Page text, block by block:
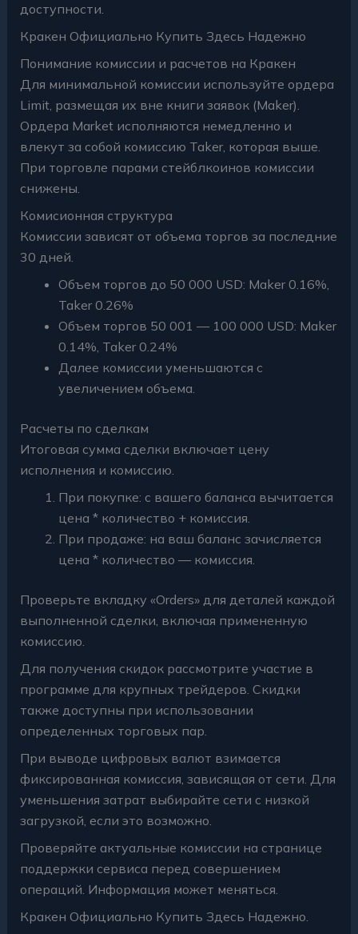
доступности.
Кракен Официально Купить Здесь Надежно
Понимание комиссии и расчетов на Кракен
Для минимальной комиссии используйте ордера
Limit, размещая их вне книги заявок (Maker).
Ордера Market исполняются немедленно и
влекут за собой комиссию Taker, которая выше.
При торговле парами стейблкоинов комиссии
снижены.
Комисионная структура
Комиссии зависят от объема торгов за последние
30 дней.
Объем торгов до 50 000 USD: Maker 0.16%,
Taker 0.26%
Объем торгов 50 001 — 100 000 USD: Maker
0.14%, Taker 0.24%
Далее комиссии уменьшаются с
увеличением объема.
Расчеты по сделкам
Итоговая сумма сделки включает цену
исполнения и комиссию.
При покупке: с вашего баланса вычитается
цена * количество + комиссия.
При продаже: на ваш баланс зачисляется
цена * количество — комиссия.
Проверьте вкладку «Orders» для деталей каждой
выполненной сделки, включая примененную
комиссию.
Для получения скидок рассмотрите участие в
программе для крупных трейдеров. Скидки
также доступны при использовании
определенных торговых пар.
При выводе цифровых валют взимается
фиксированная комиссия, зависящая от сети. Для
уменьшения затрат выбирайте сети с низкой
загрузкой, если это возможно.
Проверяйте актуальные комиссии на странице
поддержки сервиса перед совершением
операций. Информация может меняться.
Кракен Официально Купить Здесь Надежно.